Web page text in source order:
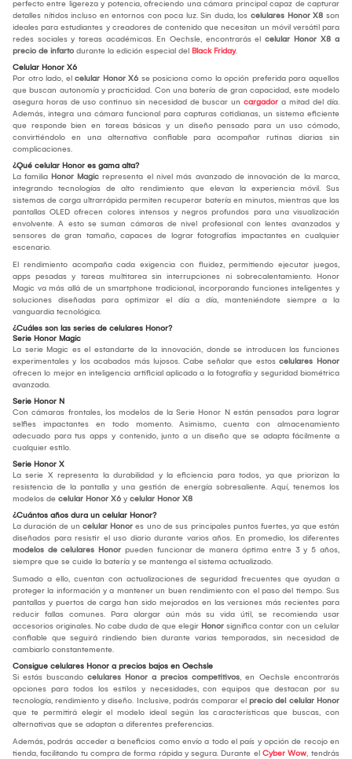
perfecto entre ligereza y potencia, ofreciendo una cámara principal capaz de capturar
detalles nítidos incluso en entornos con poca luz. Sin duda, los celulares Honor X8 son
ideales para estudiantes y creadores de contenido que necesitan un móvil versátil para
redes sociales y tareas académicas. En Oechsle, encontrarás el celular Honor X8 a
precio de infarto durante la edición especial del Black Friday.
Celular Honor X6
Por otro lado, el celular Honor X6 se posiciona como la opción preferida para aquellos
que buscan autonomía y practicidad. Con una batería de gran capacidad, este modelo
asegura horas de uso continuo sin necesidad de buscar un cargador a mitad del día.
Además, integra una cámara funcional para capturas cotidianas, un sistema eficiente
que responde bien en tareas básicas y un diseño pensado para un uso cómodo,
convirtiéndolo en una alternativa confiable para acompañar rutinas diarias sin
complicaciones.
¿Qué celular Honor es gama alta?
La familia Honor Magic representa el nivel más avanzado de innovación de la marca,
integrando tecnologías de alto rendimiento que elevan la experiencia móvil. Sus
sistemas de carga ultrarrápida permiten recuperar batería en minutos, mientras que las
pantallas OLED ofrecen colores intensos y negros profundos para una visualización
envolvente. A esto se suman cámaras de nivel profesional con lentes avanzados y
sensores de gran tamaño, capaces de lograr fotografías impactantes en cualquier
escenario.
El rendimiento acompaña cada exigencia con fluidez, permitiendo ejecutar juegos,
apps pesadas y tareas multitarea sin interrupciones ni sobrecalentamiento. Honor
Magic va más allá de un smartphone tradicional, incorporando funciones inteligentes y
soluciones diseñadas para optimizar el día a día, manteniéndote siempre a la
vanguardia tecnológica.
¿Cuáles son las series de celulares Honor?
Serie Honor Magic
La serie Magic es el estandarte de la innovación, donde se introducen las funciones
experimentales y los acabados más lujosos. Cabe señalar que estos celulares Honor
ofrecen lo mejor en inteligencia artificial aplicada a la fotografía y seguridad biométrica
avanzada.
Serie Honor N
Con cámaras frontales, los modelos de la Serie Honor N están pensados para lograr
selfies impactantes en todo momento. Asimismo, cuenta con almacenamiento
adecuado para tus apps y contenido, junto a un diseño que se adapta fácilmente a
cualquier estilo.
Serie Honor X
La serie X representa la durabilidad y la eficiencia para todos, ya que priorizan la
resistencia de la pantalla y una gestión de energía sobresaliente. Aquí, tenemos los
modelos de celular Honor X6 y celular Honor X8
¿Cuántos años dura un celular Honor?
La duración de un celular Honor es uno de sus principales puntos fuertes, ya que están
diseñados para resistir el uso diario durante varios años. En promedio, los diferentes
modelos de celulares Honor pueden funcionar de manera óptima entre 3 y 5 años,
siempre que se cuide la batería y se mantenga el sistema actualizado.
Sumado a ello, cuentan con actualizaciones de seguridad frecuentes que ayudan a
proteger la información y a mantener un buen rendimiento con el paso del tiempo. Sus
pantallas y puertos de carga han sido mejorados en las versiones más recientes para
reducir fallas comunes. Para alargar aún más su vida útil, se recomienda usar
accesorios originales. No cabe duda de que elegir Honor significa contar con un celular
confiable que seguirá rindiendo bien durante varias temporadas, sin necesidad de
cambiarlo constantemente.
Consigue celulares Honor a precios bajos en Oechsle
Si estás buscando celulares Honor a precios competitivos, en Oechsle encontrarás
opciones para todos los estilos y necesidades, con equipos que destacan por su
tecnología, rendimiento y diseño. Inclusive, podrás comparar el precio del celular Honor
que te permitirá elegir el modelo ideal según las características que buscas, con
alternativas que se adaptan a diferentes preferencias.
Además, podrás acceder a beneficios como envío a todo el país y opción de recojo en
tienda, facilitando tu compra de forma rápida y segura. Durante el Cyber Wow, tendrás